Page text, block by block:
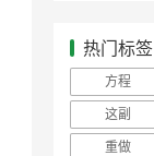
热门标签
方程
这副
重做